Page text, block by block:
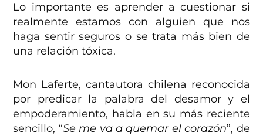
Lo importante es aprender a cuestionar si
realmente estamos con alguien que nos
haga sentir seguros o se trata más bien de
una relación tóxica.
Mon Laferte, cantautora chilena reconocida
por predicar la palabra del desamor y el
empoderamiento, habla en su más reciente
sencillo, “Se me va a quemar el corazón”, de